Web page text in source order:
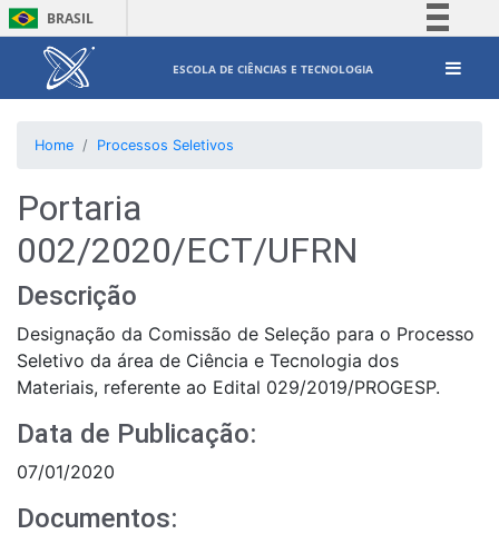
BRASIL
ESCOLA DE CIÊNCIAS E TECNOLOGIA
Home Processos Seletivos
Portaria
002/2020/ECT/UFRN
Descrição
Designação da Comissão de Seleção para o Processo
Seletivo da área de Ciência e Tecnologia dos
Materiais, referente ao Edital 029/2019/PROGESP.
Data de Publicação:
07/01/2020
Documentos: